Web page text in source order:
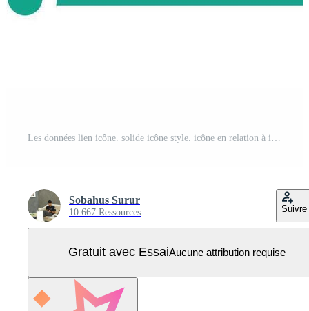
Sobahus Surur
10 667 Ressources Suivre
Gratuit avec EssaiAucune attribution requise